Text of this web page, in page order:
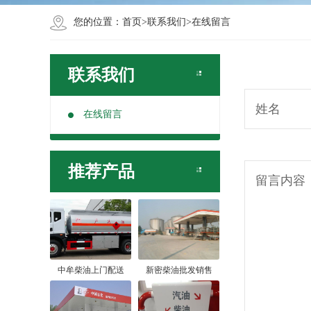
您的位置： 首页>联系我们>在线留言
联系我们
在线留言
推荐产品
中牟柴油上门配送 新密柴油批发销售
姓名
留言内容